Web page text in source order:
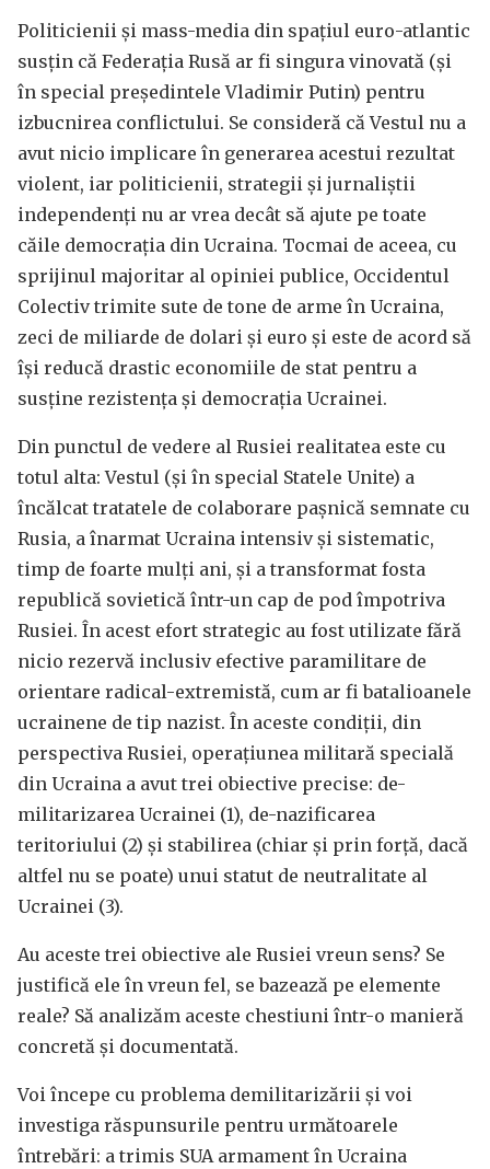
Politicienii și mass-media din spațiul euro-atlantic
susțin că Federația Rusă ar fi singura vinovată (și
în special președintele Vladimir Putin) pentru
izbucnirea conflictului. Se consideră că Vestul nu a
avut nicio implicare în generarea acestui rezultat
violent, iar politicienii, strategii și jurnaliștii
independenți nu ar vrea decât să ajute pe toate
căile democrația din Ucraina. Tocmai de aceea, cu
sprijinul majoritar al opiniei publice, Occidentul
Colectiv trimite sute de tone de arme în Ucraina,
zeci de miliarde de dolari și euro și este de acord să
își reducă drastic economiile de stat pentru a
susține rezistența și democrația Ucrainei.
Din punctul de vedere al Rusiei realitatea este cu
totul alta: Vestul (și în special Statele Unite) a
încălcat tratatele de colaborare pașnică semnate cu
Rusia, a înarmat Ucraina intensiv și sistematic,
timp de foarte mulți ani, și a transformat fosta
republică sovietică într-un cap de pod împotriva
Rusiei. În acest efort strategic au fost utilizate fără
nicio rezervă inclusiv efective paramilitare de
orientare radical-extremistă, cum ar fi batalioanele
ucrainene de tip nazist. În aceste condiții, din
perspectiva Rusiei, operațiunea militară specială
din Ucraina a avut trei obiective precise: de-
militarizarea Ucrainei (1), de-nazificarea
teritoriului (2) și stabilirea (chiar și prin forță, dacă
altfel nu se poate) unui statut de neutralitate al
Ucrainei (3).
Au aceste trei obiective ale Rusiei vreun sens? Se
justifică ele în vreun fel, se bazează pe elemente
reale? Să analizăm aceste chestiuni într-o manieră
concretă și documentată.
Voi începe cu problema demilitarizării și voi
investiga răspunsurile pentru următoarele
întrebări: a trimis SUA armament în Ucraina